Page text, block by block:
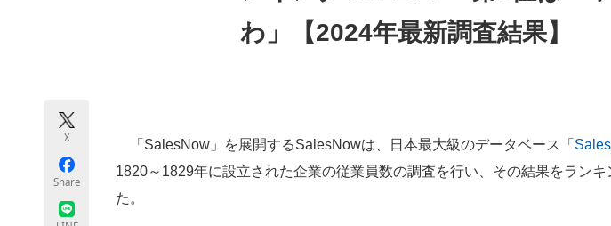
ちょっと気になるネットの話題
わ」【2024年最新調査結果】
X
Share
「SalesNow」を展開するSalesNowは、日本最大級のデータベース「
1820～1829年に設立された企業の従業員数の調査を行い、その結果をランキ
た。